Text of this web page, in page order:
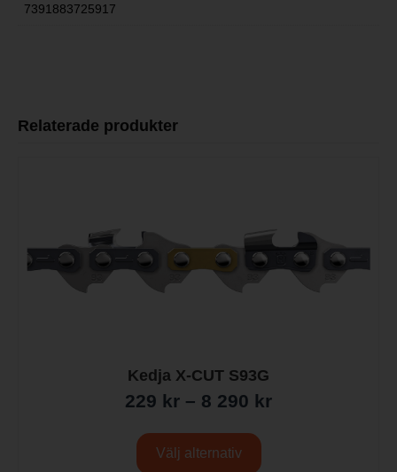
7391883725917
Relaterade produkter
Kedja X-CUT S93G
229 kr – 8 290 kr
Välj alternativ